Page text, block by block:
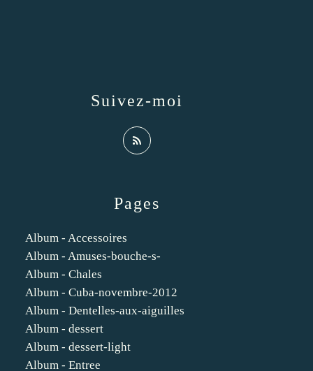
Pages
Album - Accessoires
Album - Amuses-bouche-s-
Album - Chales
Album - Cuba-novembre-2012
Album - Dentelles-aux-aiguilles
Album - dessert
Album - dessert-light
Album - Entree
Suivez-moi